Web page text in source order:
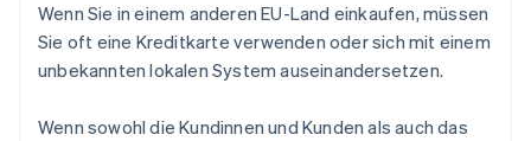
Wenn Sie in einem anderen EU-Land einkaufen, müssen
Sie oft eine Kreditkarte verwenden oder sich mit einem
unbekannten lokalen System auseinandersetzen.
Wenn sowohl die Kundinnen und Kunden als auch das